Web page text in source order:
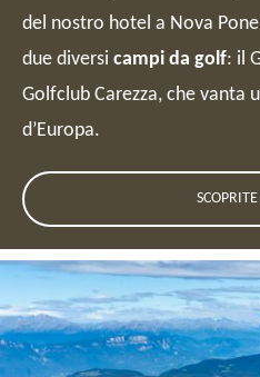
del nostro hotel a Nova
due diversi campi da golf: il
Golfclub Carezza, che vanta
d’Europa.